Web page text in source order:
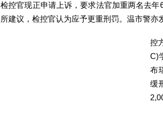
检控官现正申请上诉，要求法官加重两名去
所建议，检控官认为应予更重刑罚。温市警亦
控
C)
布
缓